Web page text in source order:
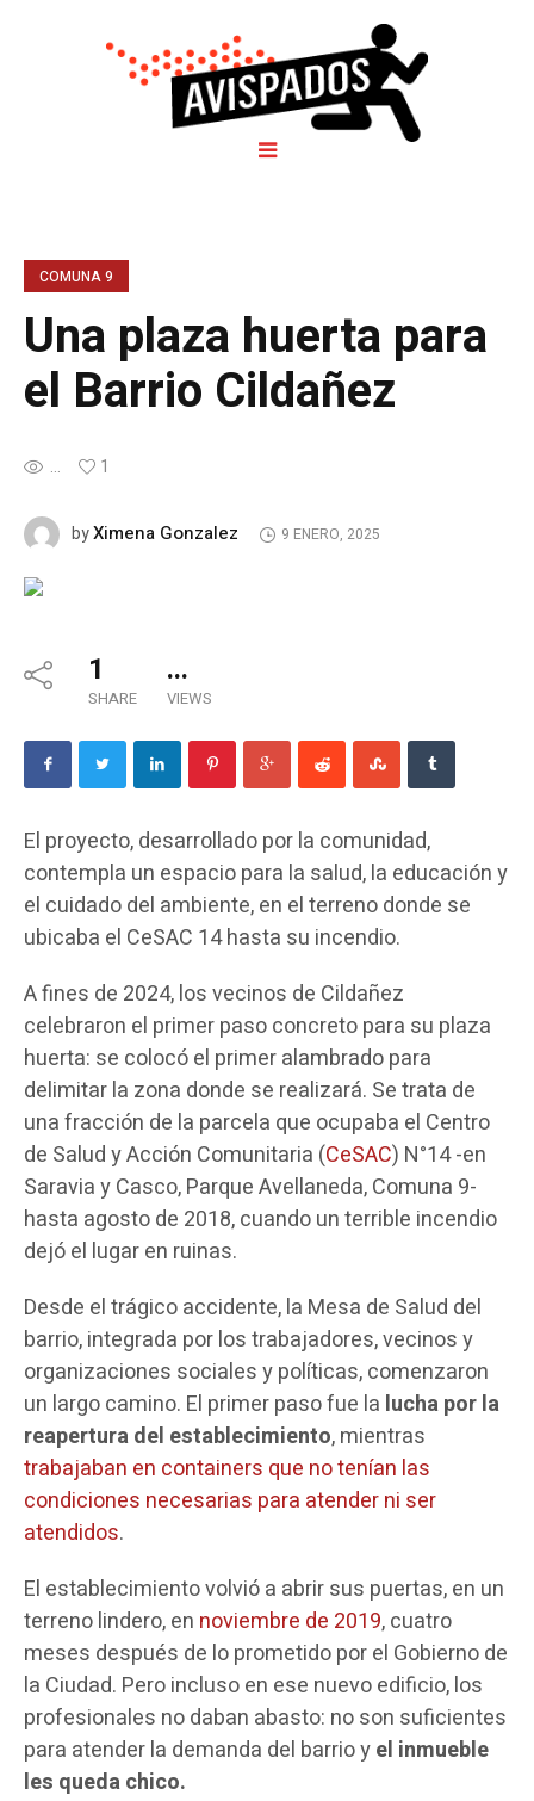
COMUNA 9
Una plaza huerta para
el Barrio Cildañez
... 1
byXimena Gonzalez 9 ENERO, 2025
1
SHARE
...
VIEWS
El proyecto, desarrollado por la comunidad,
contempla un espacio para la salud, la educación y
el cuidado del ambiente, en el terreno donde se
ubicaba el CeSAC 14 hasta su incendio.
A fines de 2024, los vecinos de Cildañez
celebraron el primer paso concreto para su plaza
huerta: se colocó el primer alambrado para
delimitar la zona donde se realizará. Se trata de
una fracción de la parcela que ocupaba el Centro
de Salud y Acción Comunitaria (CeSAC) N°14 -en
Saravia y Casco, Parque Avellaneda, Comuna 9-
hasta agosto de 2018, cuando un terrible incendio
dejó el lugar en ruinas.
Desde el trágico accidente, la Mesa de Salud del
barrio, integrada por los trabajadores, vecinos y
organizaciones sociales y políticas, comenzaron
un largo camino. El primer paso fue la lucha por la
reapertura del establecimiento, mientras
trabajaban en containers que no tenían las
condiciones necesarias para atender ni ser
atendidos.
El establecimiento volvió a abrir sus puertas, en un
terreno lindero, en noviembre de 2019, cuatro
meses después de lo prometido por el Gobierno de
la Ciudad. Pero incluso en ese nuevo edificio, los
profesionales no daban abasto: no son suficientes
para atender la demanda del barrio yel inmueble
les queda chico.